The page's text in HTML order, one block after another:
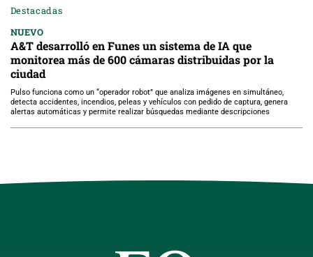
Destacadas
NUEVO
A&T desarrolló en Funes un sistema de IA que
monitorea más de 600 cámaras distribuidas por la
ciudad
Pulso funciona como un “operador robot” que analiza imágenes en simultáneo,
detecta accidentes, incendios, peleas y vehículos con pedido de captura, genera
alertas automáticas y permite realizar búsquedas mediante descripciones